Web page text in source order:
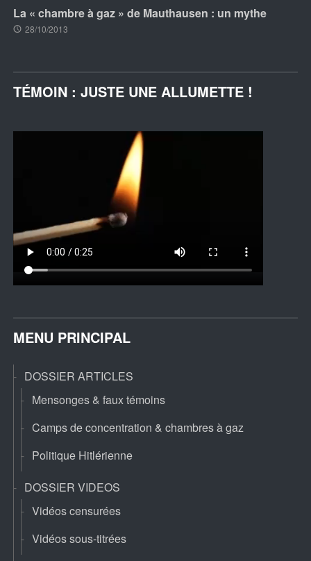
La « chambre à gaz » de Mauthausen : un mythe
28/10/2013
TÉMOIN : JUSTE UNE ALLUMETTE !
MENU PRINCIPAL
DOSSIER ARTICLES
Mensonges & faux témoins
Camps de concentration & chambres à gaz
Politique Hitlérienne
DOSSIER VIDEOS
Vidéos censurées
Vidéos sous-titrées